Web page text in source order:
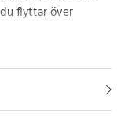
flyttar över
känsla vid daglig
lätt att